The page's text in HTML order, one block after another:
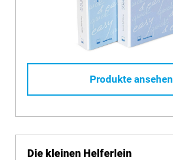
Produkte ansehen
Die kleinen Helferlein